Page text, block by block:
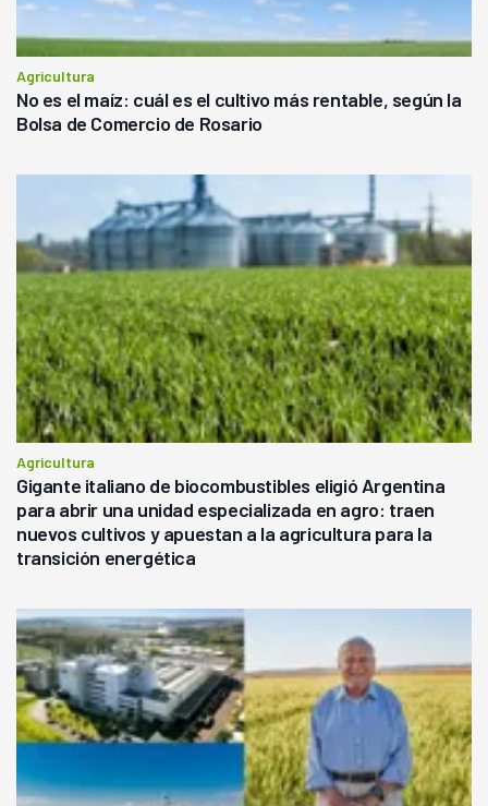
Agricultura
No es el maíz: cuál es el cultivo más rentable, según la
Bolsa de Comercio de Rosario
Agricultura
Gigante italiano de biocombustibles eligió Argentina
para abrir una unidad especializada en agro: traen
nuevos cultivos y apuestan a la agricultura para la
transición energética